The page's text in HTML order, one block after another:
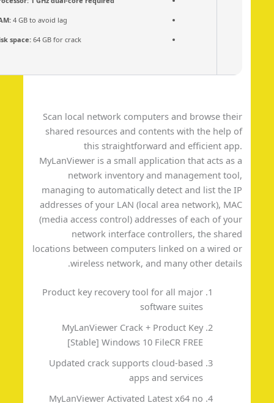
RAM:4 GB to avoid lag
Disk space:64 GB for crack
Scan local network computers and browse
shared resources and contents with the help
this straightforward and efficient
MyLanViewer is a small application that acts as
network inventory and management
managing to automatically detect and list the
addresses of your LAN (local area network),
(media access control) addresses of each of
network interface controllers, the
locations between computers linked on a wired
wireless network, and many other
Product key recovery tool for all major
software suites
MyLanViewer Crack + Product Key
[Stable] Windows 10 FileCR FREE
Updated crack supports cloud-based
apps and services
MyLanViewer Activated Latest x64 no